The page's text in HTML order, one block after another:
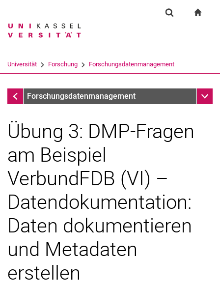
Springe direkt zu: Inhalt
Springe direkt zu: Suche
Springe direkt zu:
Suchbegriff
Suchen (öffnet externen Link in einem
Universität Forschung Forschungsdatenmanagement
Workshop Datenmanagementplan
Forschungsdatenmanagement
Übung 3: DMP-Fragen
am Beispiel
VerbundFDB (VI) –
Datendokumentation:
Daten dokumentieren
und Metadaten
erstellen